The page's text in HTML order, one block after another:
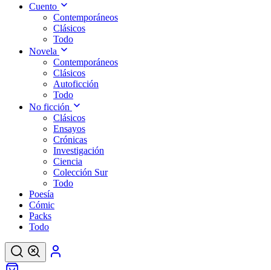
Cuento
Contemporáneos
Clásicos
Todo
Novela
Contemporáneos
Clásicos
Autoficción
Todo
No ficción
Clásicos
Ensayos
Crónicas
Investigación
Ciencia
Colección Sur
Todo
Poesía
Cómic
Packs
Todo